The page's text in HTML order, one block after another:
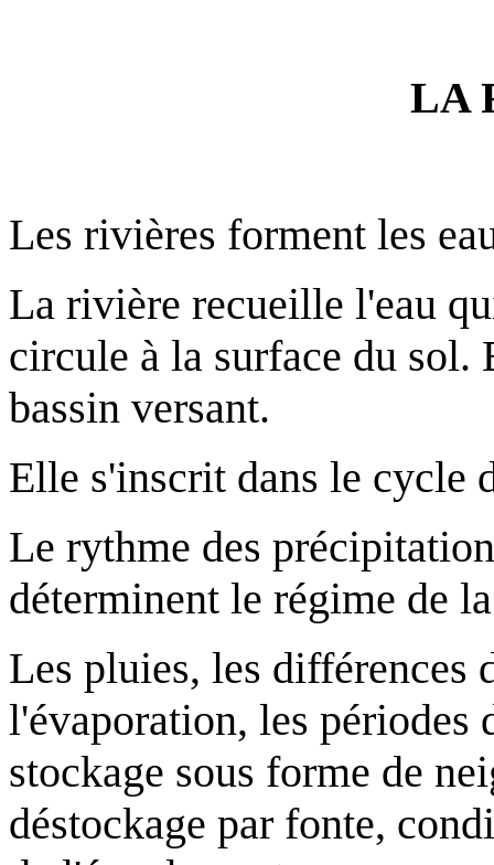
LA
Les rivières forment les
La rivière recueille l'eau
circule à la surface du sol.
bassin versant.
Elle s'inscrit dans le cycle
Le rythme des
déterminent le régime de
Les pluies, les différences
l'évaporation, les périodes
stockage sous forme de
déstockage par fonte,